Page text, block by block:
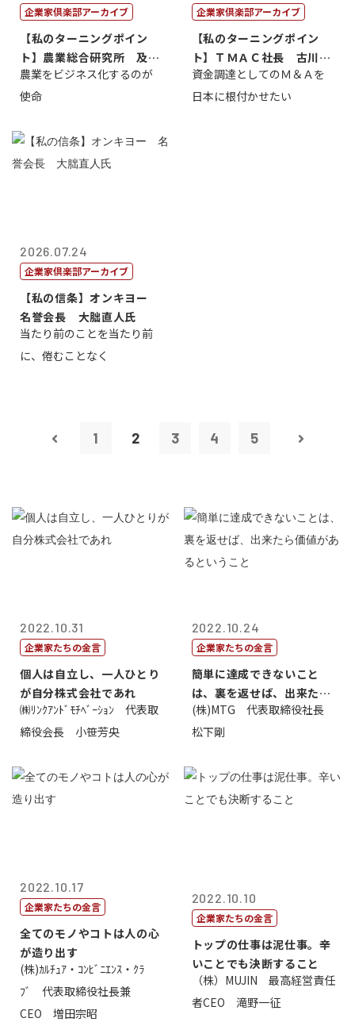
企業家倶楽部アーカイブ
【私のターニングポイン
ト】農業総合研究所 及川
智正
農業をビジネス化するのが
使命
企業家倶楽部アーカイブ
【私のターニングポイン
ト】ＴＭＡＣ社長 古川英
一
資金調達としてのＭ＆Ａを
日本に根付かせたい
2026.07.24
企業家倶楽部アーカイブ
【私の信条】オンキヨー
名誉会長 大朏直人氏
当たり前のことを当たり前
に、倦むことなく
1 2 3 4 5
2022.10.31
企業家たちの金言
個人は自立し、一人ひとり
が自分株式会社であれ
㈱ﾘﾝｸｱﾝﾄﾞﾓﾁﾍﾞｰｼｮﾝ 代表取
締役会長 小笹芳央
2022.10.24
企業家たちの金言
簡単に達成できないこと
は、裏を返せば、出来たら
価値があるとい...
(株)MTG 代表取締役社長
松下剛
2022.10.17
企業家たちの金言
全てのモノやコトは人の心
が造り出す
(株)ｶﾙﾁｭｱ・ｺﾝﾋﾞﾆｴﾝｽ・ｸﾗ
ﾌﾞ 代表取締役社長兼
CEO 増田宗昭
2022.10.10
企業家たちの金言
トップの仕事は泥仕事。辛
いことでも決断すること
（株）MUJIN 最高経営責任
者CEO 滝野一征